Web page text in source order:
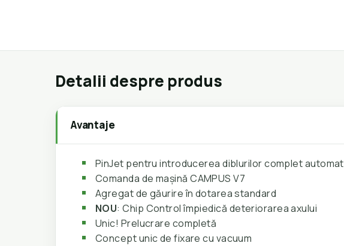
Detalii despre produs
Avantaje
PinJet pentru introducerea diblurilor complet automat
Comanda de mașină CAMPUS V7
Agregat de găurire în dotarea standard
NOU: Chip Control împiedică deteriorarea axului
Unic! Prelucrare completă
Concept unic de fixare cu vacuum